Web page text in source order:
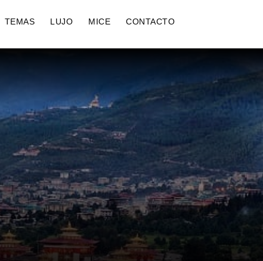
TEMAS LUJO MICE CONTACTO